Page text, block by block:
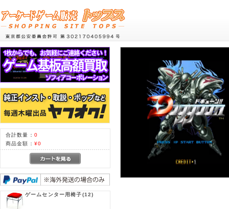
合計数量： 0
商品金額： ¥0
ゲームセンター用椅子(12)